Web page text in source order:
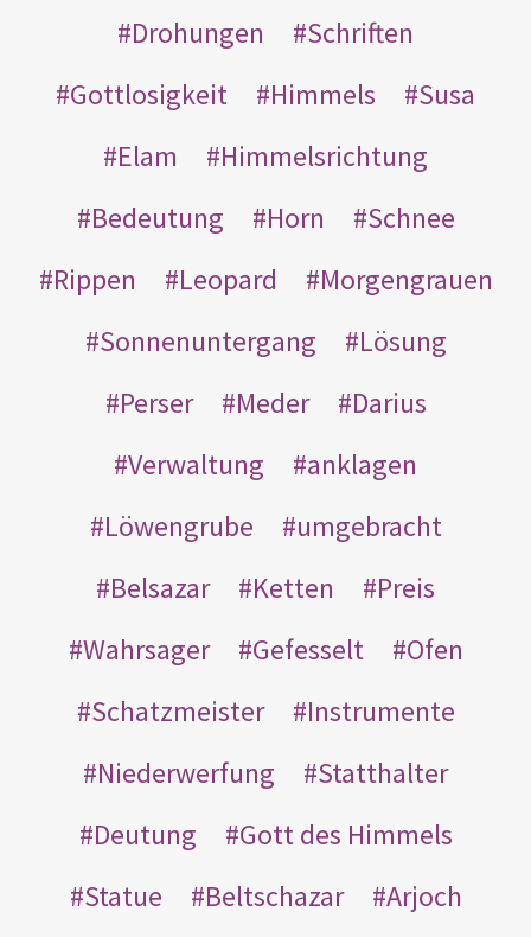
Drohungen
Schriften
Gottlosigkeit
Himmels
Susa
Elam
Himmelsrichtung
Bedeutung
Horn
Schnee
Rippen
Leopard
Morgengrauen
Sonnenuntergang
Lösung
Perser
Meder
Darius
Verwaltung
anklagen
Löwengrube
umgebracht
Belsazar
Ketten
Preis
Wahrsager
Gefesselt
Ofen
Schatzmeister
Instrumente
Niederwerfung
Statthalter
Deutung
Gott des Himmels
Statue
Beltschazar
Arjoch